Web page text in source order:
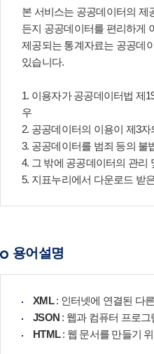
본 서비스는 공공데이터의 제
든지 공공데이터를 편리하게
제공되는 통계자료는 공공데
있습니다.
1. 이용자가 공공데이터법 제
우
2. 공공데이터의 이용이 제3
3. 공공데이터를 범죄 등의 불
4. 그 밖에 공공데이터의 관리
5. 지표누리에서 다운로드 받
용어설명
XML: 인터넷에 연결된 다
JSON : 웹과 컴퓨터 프로
HTML: 웹 문서를 만들기